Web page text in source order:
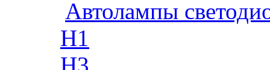
Автолампы
H1
H3